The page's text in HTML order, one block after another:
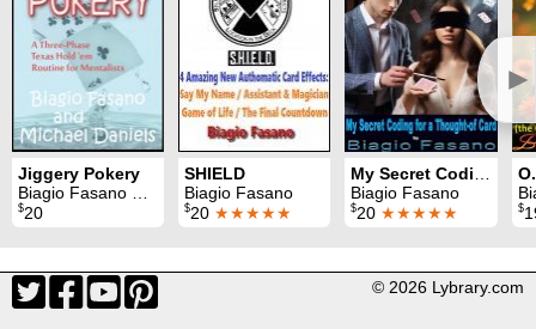
►
Jiggery Pokery
Biagio Fasano & Michael Daniels
$20
SHIELD
Biagio Fasano
$20 ★★★★★
Biagio Fasano
$20 ★★★★★ $
© 2026 Lybrary.com